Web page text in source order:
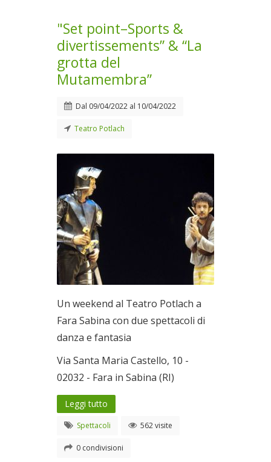
"Set point–Sports &
divertissements” & “La
grotta del
Mutamembra”
Dal 09/04/2022 al 10/04/2022
Teatro Potlach
Un weekend al Teatro Potlach a
Fara Sabina con due spettacoli di
danza e fantasia
Via Santa Maria Castello, 10 -
02032 - Fara in Sabina (RI)
Leggi tutto
Spettacoli 562 visite
0 condivisioni